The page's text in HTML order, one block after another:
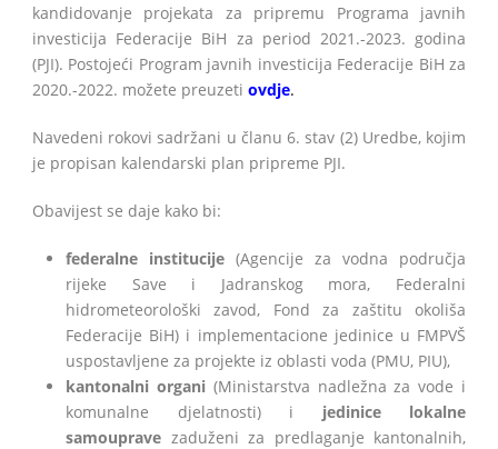
kandidovanje projekata za pripremu Programa javnih
investicija Federacije BiH za period 2021.-2023. godina
(PJI). Postojeći Program javnih investicija Federacije BiH za
2020.-2022. možete preuzeti ovdje.
Navedeni rokovi sadržani u članu 6. stav (2) Uredbe, kojim
je propisan kalendarski plan pripreme PJI.
Obavijest se daje kako bi:
federalne institucije (Agencije za vodna područja
rijeke Save i Jadranskog mora, Federalni
hidrometeorološki zavod, Fond za zaštitu okoliša
Federacije BiH) i implementacione jedinice u FMPVŠ
uspostavljene za projekte iz oblasti voda (PMU, PIU),
kantonalni organi (Ministarstva nadležna za vode i
komunalne djelatnosti) i jedinice lokalne
samouprave zaduženi za predlaganje kantonalnih,